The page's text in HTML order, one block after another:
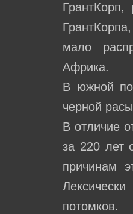
мало
Африка.
В южной
черной
В отличие
за 220 лет
причинам
потомков.